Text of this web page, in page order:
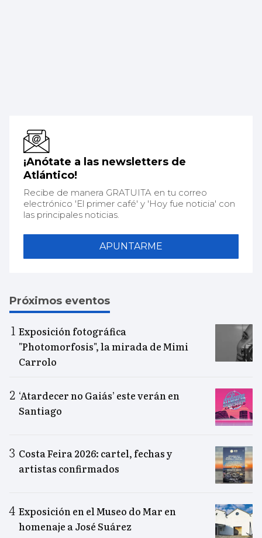
¡Anótate a las newsletters de
Atlántico!
Recibe de manera GRATUITA en tu correo
electrónico 'El primer café' y 'Hoy fue noticia' con
las principales noticias.
APUNTARME
Próximos eventos
Exposición fotográfica
"Photomorfosis", la mirada de Mimi
Carrolo
‘Atardecer no Gaiás’ este verán en
Santiago
Costa Feira 2026: cartel, fechas y
artistas confirmados
Exposición en el Museo do Mar en
homenaje a José Suárez